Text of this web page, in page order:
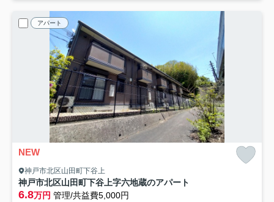
アパート
NEW
神戸市北区山田町下谷上
神戸市北区山田町下谷上字六地蔵のアパート
6.8万円 管理/共益費5,000円